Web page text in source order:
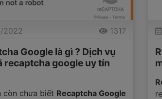
2022 1317
Google là gì ? Dịch vụ
recaptcha google uy tín
còn chưa biết Recaptcha Google